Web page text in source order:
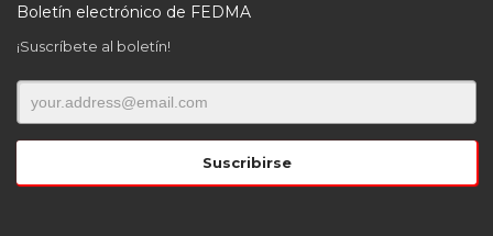
Boletín electrónico de FEDMA
¡Suscríbete al boletín!